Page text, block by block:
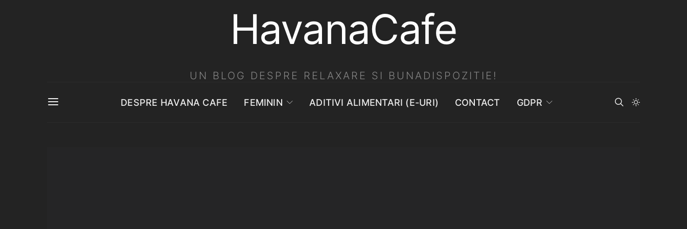
HavanaCafe
UN BLOG DESPRE RELAXARE SI BUNADISPOZITIE!
DESPRE HAVANA CAFE FEMININ ADITIVI ALIMENTARI (E-URI) CONTACT GDPR